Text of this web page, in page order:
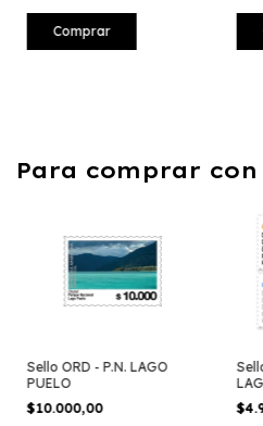
Para comprar
Sello ORD - P.N. LAGO
PUELO
$10.000,00